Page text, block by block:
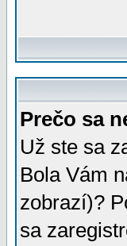
Prečo sa
Už ste sa
Bola Vám
zobrazí)?
sa